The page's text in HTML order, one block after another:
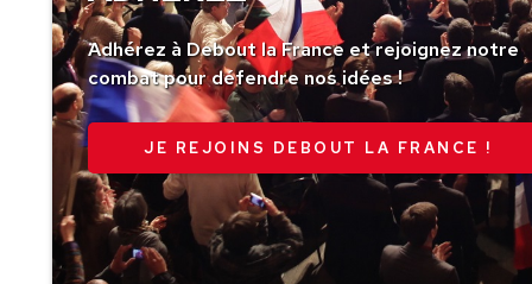
Adhérez à Debout la France et rejoignez notre
combat pour défendre nos idées !
JE REJOINS DEBOUT LA FRANCE !